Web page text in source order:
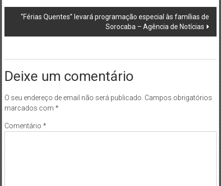
“Férias Quentes” levará programação especial às famílias de
Sorocaba – Agência de Notícias
Deixe um comentário
O seu endereço de email não será publicado. Campos obrigatórios
marcados com *
Comentário *